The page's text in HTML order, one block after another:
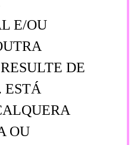
E/OU
DE
ESTÁ
OU